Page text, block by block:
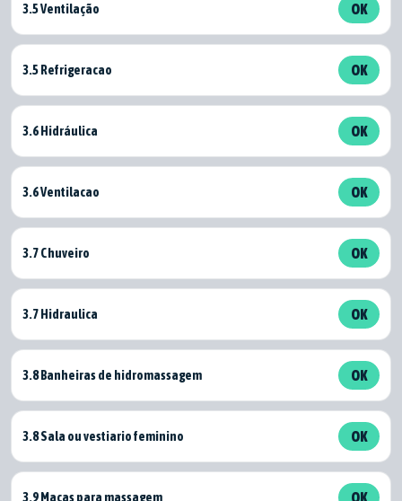
3.5 Ventilação OK
3.5 Refrigeracao OK
3.6 Hidráulica OK
3.6 Ventilacao OK
3.7 Chuveiro OK
3.7 Hidraulica OK
3.8 Banheiras de hidromassagem OK
3.8 Sala ou vestiario feminino OK
3.9 Macas para massagem OK